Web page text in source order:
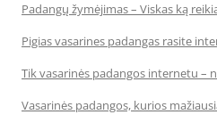
Padangų žymėjimas – Viskas ką
Pigias vasarines padangas rasite
Tik vasarinės padangos internetu –
Vasarinės padangos, kurios